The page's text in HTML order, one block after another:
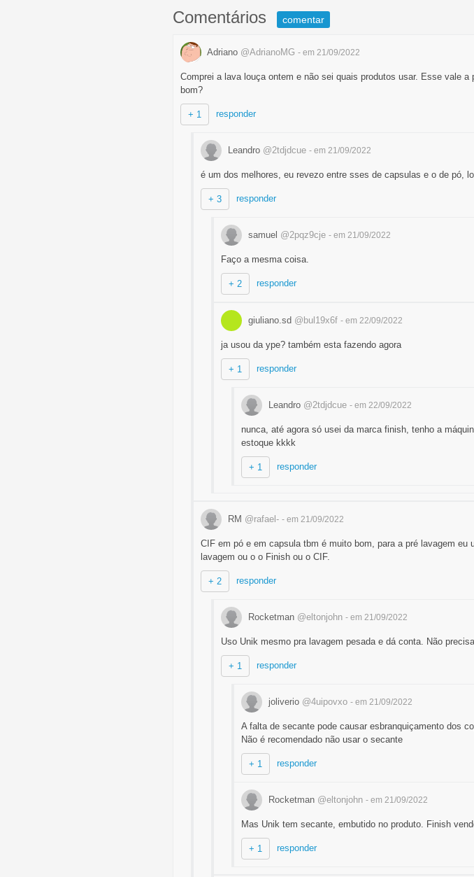
Comentários comentar
Adriano @AdrianoMG - em 21/09/2022
Comprei a lava louça ontem e não sei quais produtos usar. Esse vale
bom?
+ 1 responder
Leandro @2tdjdcue - em 21/09/2022
é um dos melhores, eu revezo entre sses de capsulas e o de pó,
+ 3 responder
samuel @2pqz9cje - em 21/09/2022
Faço a mesma coisa.
+ 2 responder
giuliano.sd @bul19x6f - em 22/09/2022
ja usou da ype? também esta fazendo agora
+ 1 responder
Leandro @2tdjdcue - em 22/09/2022
nunca, até agora só usei da marca finish, tenho a
estoque kkkk
+ 1 responder
RM @rafael- - em 21/09/2022
CIF em pó e em capsula tbm é muito bom, para a pré lavagem
lavagem ou o o Finish ou o CIF.
+ 2 responder
Rocketman @eltonjohn - em 21/09/2022
Uso Unik mesmo pra lavagem pesada e dá conta. Não
+ 1 responder
joliverio @4uipovxo - em 21/09/2022
A falta de secante pode causar esbranquiçamento dos
Não é recomendado não usar o secante
+ 1 responder
Rocketman @eltonjohn - em 21/09/2022
Mas Unik tem secante, embutido no produto. Finish
+ 1 responder